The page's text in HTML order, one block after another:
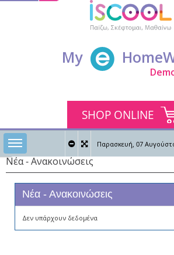
My
SHOP ONLINE
Toggle sidebar
Παρασκευή, 07
Νέα - Ανακοινώσεις
Νέα - Ανακοινώσεις
Δεν υπάρχουν δεδομένα